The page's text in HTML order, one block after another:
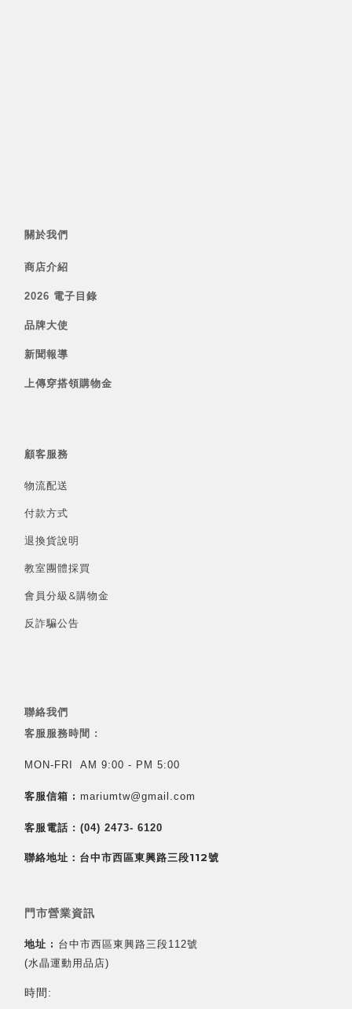
關於我們
商店介紹
2026 電子目錄
品牌大使
新聞報導
上傳穿搭領購物金
顧客服務
物流配送
付款方式
退換貨說明
教室團體採買
會員分級&購物金
反詐騙公告
聯絡我們
客服服務時間 :
MON-FRI AM 9:00 - PM 5:00
客服信箱 : mariumtw@gmail.com
客服電話 : (04) 2473- 6120
聯絡地址：台中市西區東興路三段112號
門市營業資訊
地址 : 台中市西區東興路三段112號
(水晶運動用品店)
時間: